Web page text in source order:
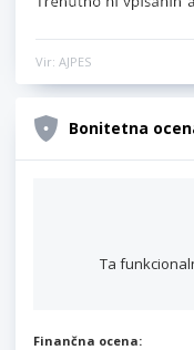
Vir: AJPES
Bonitetna
Ta
Finančna ocena: